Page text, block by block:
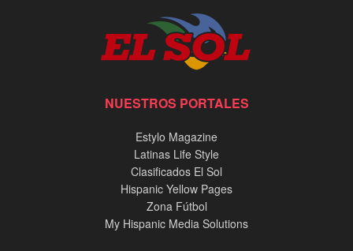
NUESTROS PORTALES
Estylo Magazine
Latinas Life Style
Clasificados El Sol
Hispanic Yellow Pages
Zona Fútbol
My Hispanic Media Solutions